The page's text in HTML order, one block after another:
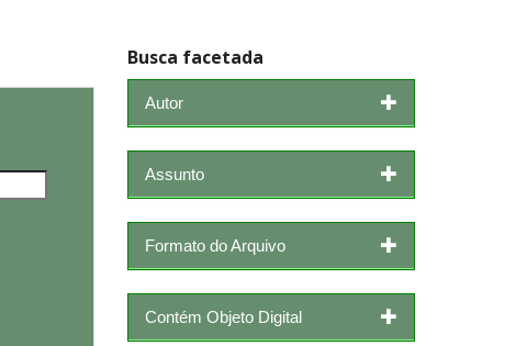
Busca facetada
Autor
Assunto
Formato do Arquivo
Contém Objeto Digital